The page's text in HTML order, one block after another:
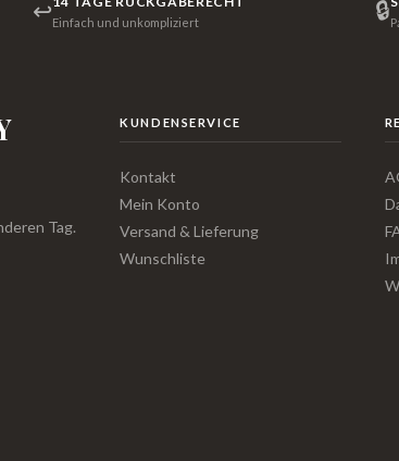
↩Einfach und unkompliziert 🔒
Tag.
KUNDENSERVICE
Kontakt
Mein Konto
Versand & Lieferung
Wunschliste